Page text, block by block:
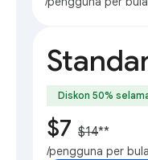
Diskon 50%
$7 $14**
/pengguna per